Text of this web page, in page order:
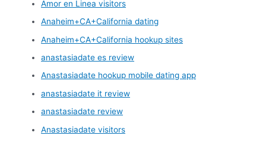
Amor en Linea visitors
Anaheim+CA+California dating
Anaheim+CA+California hookup sites
anastasiadate es review
Anastasiadate hookup mobile dating app
anastasiadate it review
anastasiadate review
Anastasiadate visitors